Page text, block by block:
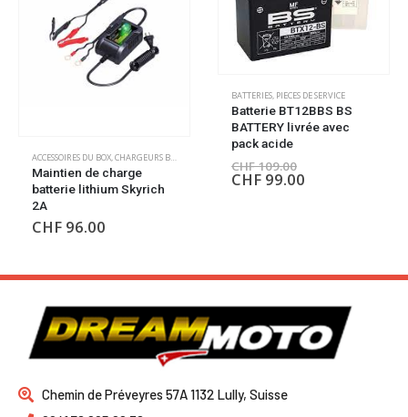
ACCESSOIRES DU BOX,CHARGEURS BATTERIE
Maintien de charge
batterie lithium Skyrich
2A
CHF 96.00
BATTERIES, PIECES DE SERVICE
Batterie BT12BBS BS
BATTERY livrée avec
pack acide
CHF109.00
CHF 99.00
Chemin de Préveyres 57A 1132 Lully, Suisse